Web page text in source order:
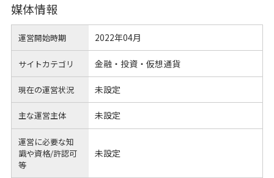
媒体情報
運営開始時期 2022年04月
サイトカテゴリ 金融・投資・仮想通貨
現在の運営状況 未設定
主な運営主体 未設定
運営に必要な知
識や資格/許認可
等
未設定